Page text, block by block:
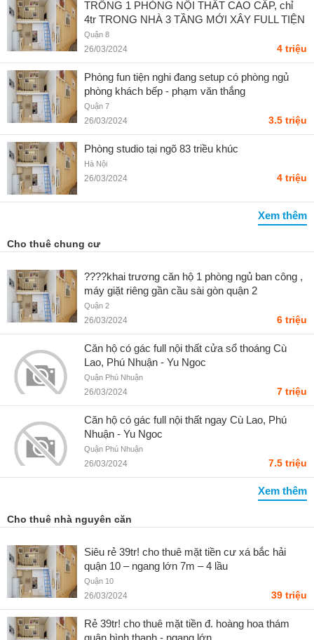
TRỐNG 1 PHÒNG NỘI THẤT CAO CẤP, chỉ
4tr TRONG NHÀ 3 TẦNG MỚI XÂY FULL TIỆN
NGHI, Q8 - Liên hệ SĐT
Quận 8
26/03/2024 4 triệu
Phòng fun tiện nghi đang setup có phòng ngủ
phòng khách bếp - phạm văn thắng
Quận 7
26/03/2024 3.5 triệu
Phòng studio tại ngõ 83 triều khúc
Hà Nội
26/03/2024 4 triệu
Xem thêm
Cho thuê chung cư
????khai trương căn hộ 1 phòng ngủ ban công ,
máy giặt riêng gần cầu sài gòn quận 2
Quận 2
26/03/2024 6 triệu
Căn hộ có gác full nội thất cửa sổ thoáng Cù
Lao, Phú Nhuận - Yu Ngoc
Quận Phú Nhuận
26/03/2024 7 triệu
Căn hộ có gác full nội thất ngay Cù Lao, Phú
Nhuận - Yu Ngoc
Quận Phú Nhuận
26/03/2024 7.5 triệu
Xem thêm
Cho thuê nhà nguyên căn
Siêu rẻ 39tr! cho thuê mặt tiền cư xá bắc hải
quận 10 – ngang lớn 7m – 4 lầu
Quận 10
26/03/2024 39 triệu
Rẻ 39tr! cho thuê mặt tiền đ. hoàng hoa thám
quận bình thạnh - ngang lớn